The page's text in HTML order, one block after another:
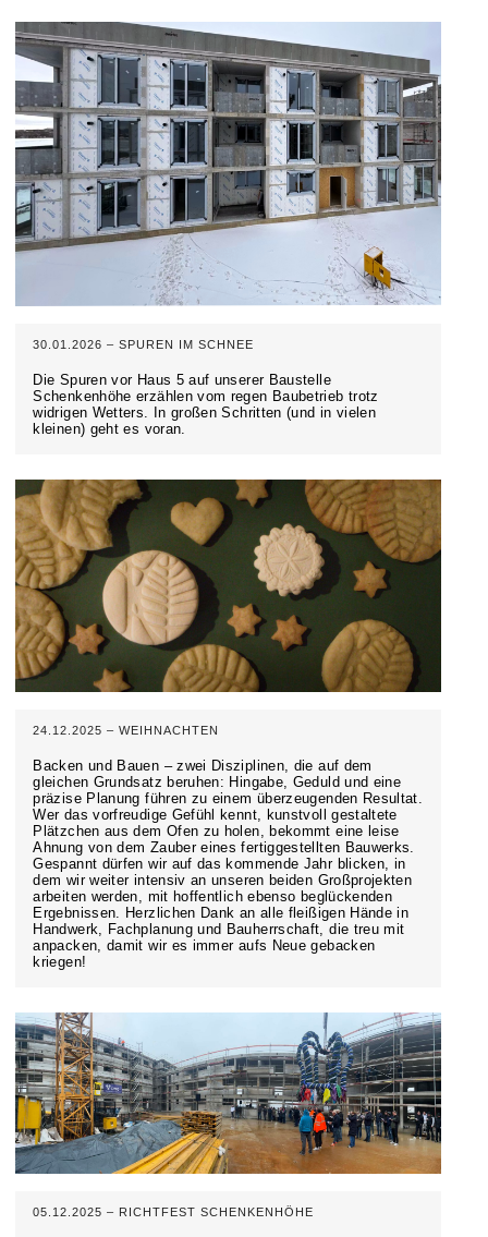
30.01.2026 – SPUREN IM SCHNEE
Die Spuren vor Haus 5 auf unserer Baustelle
Schenkenhöhe erzählen vom regen Baubetrieb trotz
widrigen Wetters. In großen Schritten (und in vielen
kleinen) geht es voran.
24.12.2025 – WEIHNACHTEN
Backen und Bauen – zwei Disziplinen, die auf dem
gleichen Grundsatz beruhen: Hingabe, Geduld und eine
präzise Planung führen zu einem überzeugenden Resultat.
Wer das vorfreudige Gefühl kennt, kunstvoll gestaltete
Plätzchen aus dem Ofen zu holen, bekommt eine leise
Ahnung von dem Zauber eines fertiggestellten Bauwerks.
Gespannt dürfen wir auf das kommende Jahr blicken, in
dem wir weiter intensiv an unseren beiden Großprojekten
arbeiten werden, mit hoffentlich ebenso beglückenden
Ergebnissen. Herzlichen Dank an alle fleißigen Hände in
Handwerk, Fachplanung und Bauherrschaft, die treu mit
anpacken, damit wir es immer aufs Neue gebacken
kriegen!
05.12.2025 – RICHTFEST SCHENKENHÖHE